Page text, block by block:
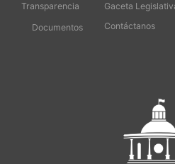
Transparencia
Documentos
Gaceta
Contáctanos